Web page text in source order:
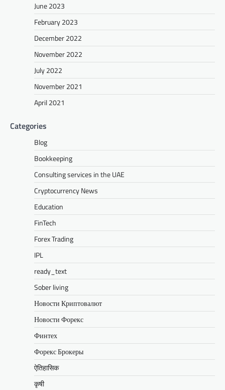
June 2023
February 2023
December 2022
November 2022
July 2022
November 2021
April 2021
Categories
Blog
Bookkeeping
Consulting services in the UAE
Cryptocurrency News
Education
FinTech
Forex Trading
IPL
ready_text
Sober living
Новости Криптовалют
Новости Форекс
Финтех
Форекс Брокеры
ऐतिहासिक
कृषी